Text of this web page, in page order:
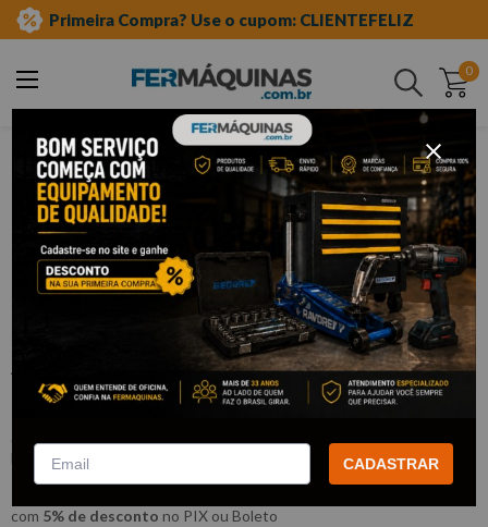
Primeira Compra? Use o cupom: CLIENTEFELIZ
0
Buscar
ferramentas manuais
alicates
alicate de anéis
Alicate Para Anéis 7" Curvo Interno-
GEDORE
:8000J21
GEDORE
R$49,14
com 5% de desconto no PIX ou Boleto
CADASTRAR